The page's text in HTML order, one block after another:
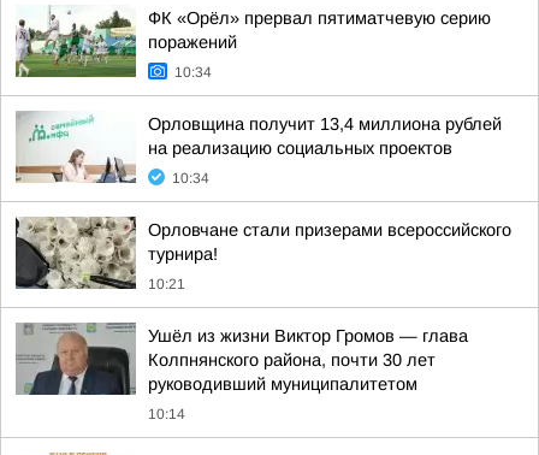
ФК «Орёл» прервал пятиматчевую серию
поражений
10:34
Орловщина получит 13,4 миллиона рублей
на реализацию социальных проектов
10:34
Орловчане стали призерами всероссийского
турнира!
10:21
Ушёл из жизни Виктор Громов — глава
Колпнянского района, почти 30 лет
руководивший муниципалитетом
10:14